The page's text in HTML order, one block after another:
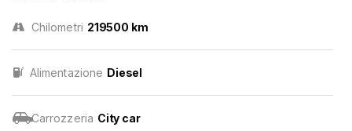
Chilometri 219500 km
Alimentazione Diesel
Carrozzeria City car